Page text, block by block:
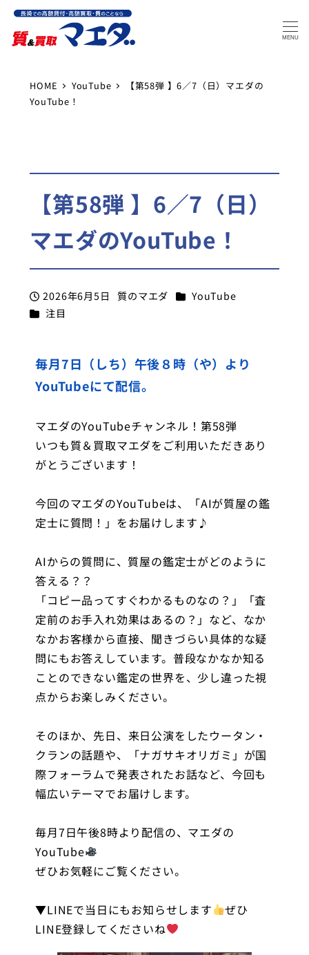
MENU
HOME YouTube
【第58弾 】6／7（日）マエダの
YouTube！
【第58弾 】6／7（日）
マエダのYouTube！
投稿日
2026年6月5日
著
質のマエダ カテゴリー
YouTube
カテゴリー
注目
毎月7日（しち）午後８時（や）より
YouTubeにて配信。
マエダのYouTubeチャンネル！第58弾
いつも質＆買取マエダをご利用いただきあり
がとうございます！
今回のマエダのYouTubeは、「AIが質屋の鑑
定士に質問！」をお届けします♪
AIからの質問に、質屋の鑑定士がどのように
答える？？
「コピー品ってすぐわかるものなの？」「査
定前のお手入れ効果はあるの？」など、なか
なかお客様から直接、聞きづらい具体的な疑
問にもお答えしています。普段なかなか知る
ことのできない鑑定の世界を、少し違った視
点からお楽しみください。
そのほか、先日、来日公演をしたウータン・
クランの話題や、「ナガサキオリガミ」が国
際フォーラムで発表されたお話など、今回も
幅広いテーマでお届けします。
毎月7日午後8時より配信の、マエダの
YouTube
ぜひお気軽にご覧ください。
▼LINEで当日にもお知らせします
ぜひ
LINE登録してくださいね